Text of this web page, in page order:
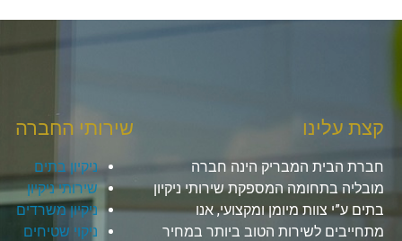
קצת עלינו
חברת הבית המבריק הינה חברה
מובליה בתחומה המספקת שירותי ניקיון
בתים ע”י צוות מיומן ומקצועי, אנו
מתחייבים לשירות הטוב ביותר במחיר
שירותי החברה
ניקיון בתים
שירותי ניקיון
ניקיון משרדים
ניקוי שטיחים